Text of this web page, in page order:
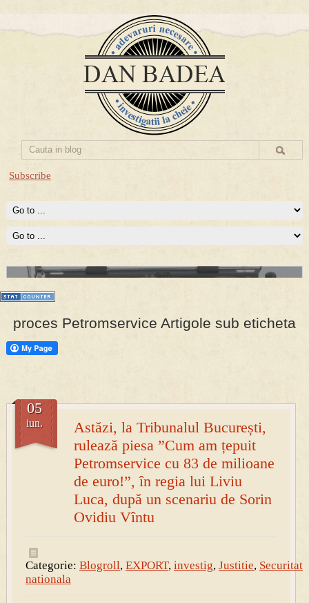
Subscribe
PRESA
Permise pentru vânătoarea de porci în costume, cu gulere albe
Prima mea carte publicata (Nemira)
Averea Presedintelui: prima lucrare despre controversatele
conturi secrete ale Securitatii.
proces Petromservice Artigole sub eticheta
Astăzi, la Tribunalul București,
rulează piesa ”Cum am țepuit
Petromservice cu 83 de milioane
de euro!”, în regia lui Liviu
Luca, după un scenariu de Sorin
Ovidiu Vîntu
05
iun.
Categorie: Blogroll, EXPORT, investig, Justitie, Securitate
nationala